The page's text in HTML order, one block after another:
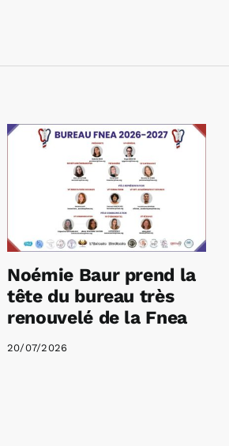
Noémie Baur prend la
tête du bureau très
renouvelé de la Fnea
20/07/2026